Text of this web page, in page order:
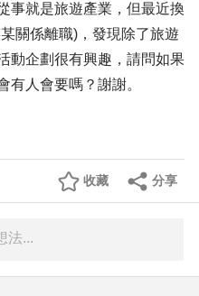
事就是旅遊產業，但最近換
關係離職)，發現除了旅遊
動企劃很有興趣，請問如果
有人會要嗎？謝謝。
分享
收藏